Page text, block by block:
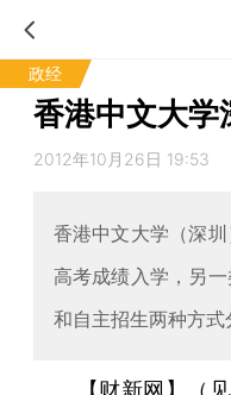
政经
香港中文大学
2012年10月26日 19:53
香港中文大学（深
高考成绩入学，另
和自主招生两种方
【财新网】（